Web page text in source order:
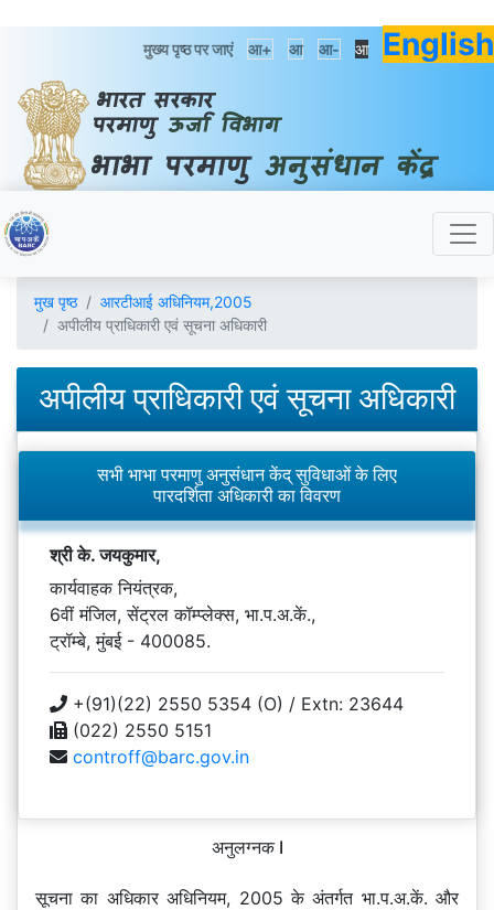
मुख्य पृष्ठ पर जाएं आ+ आ आ- आ English
मुख पृष्ठ
आरटीआई अधिनियम,2005
अपीलीय प्राधिकारी एवं सूचना अधिकारी
अपीलीय प्राधिकारी एवं सूचना अधिकारी
सभी भाभा परमाणु अनुसंधान केंद् सुविधाओं के लिए
पारदर्शिता अधिकारी का विवरण
श्री के. जयकुमार,
कार्यवाहक नियंत्रक,
6वीं मंजिल, सेंट्रल कॉम्प्लेक्स, भा.प.अ.कें.,
ट्रॉम्बे, मुंबई - 400085.
+(91)(22) 2550 5354 (O) / Extn: 23644
(022) 2550 5151
controff@barc.gov.in
अनुलग्नक I
सूचना का अधिकार अधिनियम, 2005 के अंतर्गत भा.प.अ.कें. और